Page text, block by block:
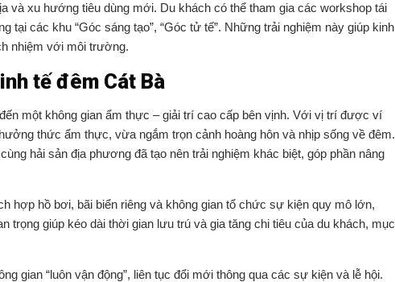
và xu hướng tiêu dùng mới. Du khách có thể tham gia các workshop tái
các khu “Góc sáng tạo”, “Góc tử tế”. Những trải nghiệm này giúp kinh
nhiệm với môi trường.
tế đêm Cát Bà
một không gian ẩm thực – giải trí cao cấp bên vịnh. Với vị trí được ví
thức ẩm thực, vừa ngắm trọn cảnh hoàng hôn và nhịp sống về đêm.
hải sản địa phương đã tạo nên trải nghiệm khác biệt, góp phần nâng
hợp hồ bơi, bãi biển riêng và không gian tổ chức sự kiện quy mô lớn,
trọng giúp kéo dài thời gian lưu trú và gia tăng chi tiêu của du khách, mục
gian “luôn vận động”, liên tục đổi mới thông qua các sự kiện và lễ hội.